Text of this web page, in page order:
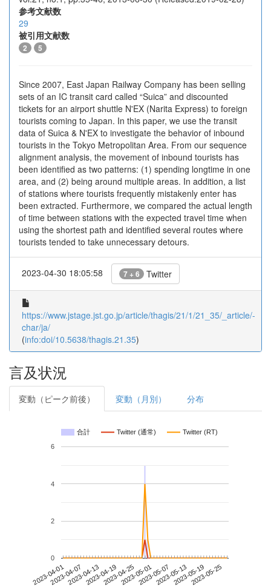
参考文献数
29
被引用文献数
2 5
Since 2007, East Japan Railway Company has been selling
sets of an IC transit card called “Suica” and discounted
tickets for an airport shuttle N'EX (Narita Express) to foreign
tourists coming to Japan. In this paper, we use the transit
data of Suica & N'EX to investigate the behavior of inbound
tourists in the Tokyo Metropolitan Area. From our sequence
alignment analysis, the movement of inbound tourists has
been identified as two patterns: (1) spending longtime in one
area, and (2) being around multiple areas. In addition, a list
of stations where tourists frequently mistakenly enter has
been extracted. Furthermore, we compared the actual length
of time between stations with the expected travel time when
using the shortest path and identified several routes where
tourists tended to take unnecessary detours.
2023-04-30 18:05:58 7 + 6 Twitter
https://www.jstage.jst.go.jp/article/thagis/21/1/21_35/_article/-
char/ja/
(info:doi/10.5638/thagis.21.35)
言及状況
変動（ピーク前後） 変動（月別） 分布
合計 Twitter (通常) Twitter (RT)
2023-04-012023-04-072023-04-132023-04-192023-04-252023-05-012023-05-072023-05-132023-05-192023-05-25
0
2
4
6